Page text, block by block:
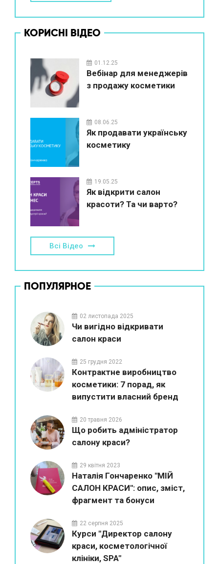
КОРИСНІ ВІДЕО
01.12.25
Вебінар для менеджерів
з продажу косметики
08.06.25
Як продавати українську
косметику
19.05.25
Як відкрити салон
красоти? Та чи варто?
Всі Відео
ПОПУЛЯРНОЕ
02 листопада 2025
Чи вигідно відкривати
салон краси
25 грудня 2022
Контрактне виробництво
косметики: 7 порад, як
випустити власний бренд
20 травня 2026
Що робить адміністратор
салону краси?
29 квітня 2023
Наталія Гончаренко "МІЙ
САЛОН КРАСИ": опис, зміст,
фрагмент та бонуси
22 серпня 2025
Курси "Директор салону
краси, косметологічної
клініки, SPA"